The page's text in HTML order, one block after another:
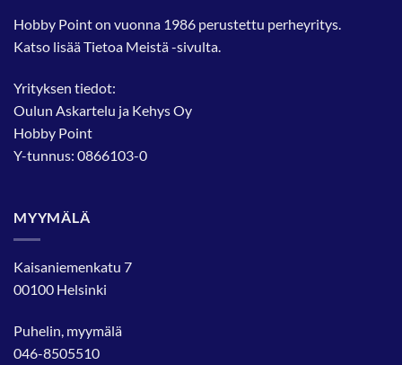
Hobby Point on vuonna 1986 perustettu perheyritys.
Katso lisääTietoa Meistä-sivulta.
Yrityksen tiedot:
Oulun Askartelu ja Kehys Oy
Hobby Point
Y-tunnus: 0866103-0
MYYMÄLÄ
Kaisaniemenkatu 7
00100 Helsinki
Puhelin, myymälä
046-8505510